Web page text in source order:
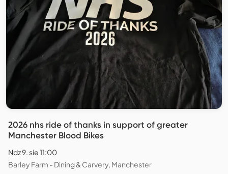
2026 nhs ride of thanks in support of greater
Manchester Blood Bikes
Ndz 9. sie 11:00
Barley Farm - Dining & Carvery, Manchester